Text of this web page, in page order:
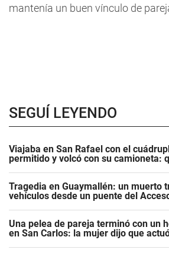
mantenía un buen vínculo de
SEGUÍ LEYENDO
Viajaba en San Rafael con el
permitido y volcó con su camioneta:
Tragedia en Guaymallén: un muerto
vehículos desde un puente del
Una pelea de pareja terminó con un
en San Carlos: la mujer dijo que